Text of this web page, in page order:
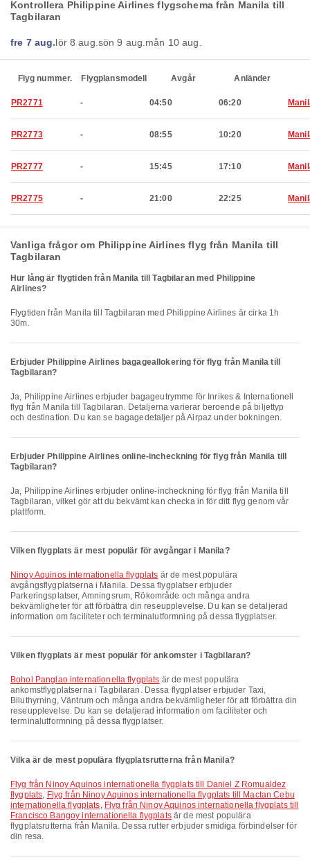
Kontrollera Philippine Airlines flygschema från Manila till
Tagbilaran
fre 7 aug.lör 8 aug. sön 9 aug. mån 10 aug.
Flyg nummer. Flygplansmodell Avgår Anländer
PR2771 - 04:50 06:20
PR2773 - 08:55 10:20
PR2777 - 15:45 17:10
PR2775 - 21:00 22:25
Vanliga frågor om Philippine Airlines flyg från Manila till
Tagbilaran
Hur lång är flygtiden från Manila till Tagbilaran med Philippine
Airlines?
Flygtiden från Manila till Tagbilaran med Philippine Airlines är cirka 1h
30m.
Erbjuder Philippine Airlines bagageallokering för flyg från Manila till
Tagbilaran?
Ja, Philippine Airlines erbjuder bagageutrymme för Inrikes & Internationell
flyg från Manila till Tagbilaran. Detaljerna varierar beroende på biljettyp
och destination. Du kan se bagagedetaljer på Airpaz under bokningen.
Erbjuder Philippine Airlines online-incheckning för flyg från Manila till
Tagbilaran?
Ja, Philippine Airlines erbjuder online-incheckning för flyg från Manila till
Tagbilaran, vilket gör att du bekvämt kan checka in för ditt flyg genom vår
plattform.
Vilken flygplats är mest populär för avgångar i Manila?
Ninoy Aquinos internationella flygplats är de mest populära
avgångsflygplatserna i Manila. Dessa flygplatser erbjuder
Parkeringsplatser, Amningsrum, Rökområde och många andra
bekvämligheter för att förbättra din reseupplevelse. Du kan se detaljerad
information om faciliteter och terminalutformning på dessa flygplatser.
Vilken flygplats är mest populär för ankomster i Tagbilaran?
Bohol Panglao internationella flygplats är de mest populära
ankomstflygplatserna i Tagbilaran. Dessa flygplatser erbjuder Taxi,
Biluthyrning, Väntrum och många andra bekvämligheter för att förbättra din
reseupplevelse. Du kan se detaljerad information om faciliteter och
terminalutformning på dessa flygplatser.
Vilka är de mest populära flygplatsrutterna från Manila?
Flyg från Ninoy Aquinos internationella flygplats till Daniel Z Romualdez
flygplats, Flyg från Ninoy Aquinos internationella flygplats till Mactan Cebu
internationella flygplats, Flyg från Ninoy Aquinos internationella flygplats till
Francisco Bangoy internationella flygplatsär de mest populära
flygplatsrutterna från Manila. Dessa rutter erbjuder smidiga förbindelser för
din resa.